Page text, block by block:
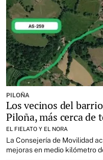
PILOÑA
Los vecinos del
Piloña, más cerca de
EL FIELATO Y EL NORA
La Consejería de Movilidad
mejoras en medio kilómetro